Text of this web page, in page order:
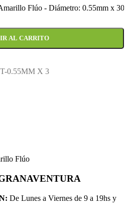
Flúo - Diámetro: 0.55mm x
AL CARRITO
0.55MM X 3
Flúo
De Lunes a Viernes de 9 a 19hs y